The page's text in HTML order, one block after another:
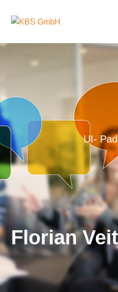
Florian Veit
UI-